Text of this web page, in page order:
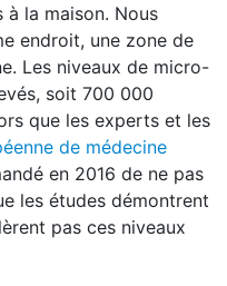
la maison. Nous
endroit, une zone de
Les niveaux de micro-
soit 700 000
que les experts et les
de médecine
en 2016 de ne pas
les études démontrent
pas ces niveaux